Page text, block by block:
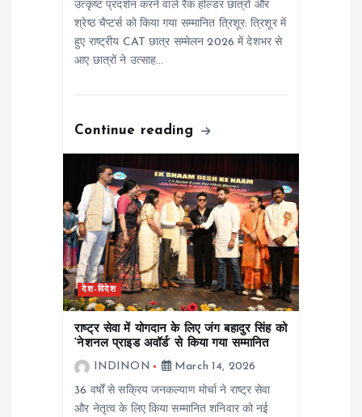
उत्कृष्ट प्रदर्शन करने वाले रैंक होल्डर छात्रों और
श्रेष्ठ चैप्टर्स को किया गया सम्मानित त्रिशूर: त्रिशूर में
हुए राष्ट्रीय CAT छात्र सम्मेलन 2026 में देशभर से
आए छात्रों ने उत्साह…
Continue reading
देश-विदेश
राष्ट्र सेवा में योगदान के लिए जंग बहादुर सिंह को
‘नेशनल प्राइड अवॉर्ड’ से किया गया सम्मानित
INDINON
March 14, 2026
36 वर्षों से सक्रिय जनकल्याण मोर्चा ने राष्ट्र सेवा
और नेतृत्व के लिए किया सम्मानित शनिवार को नई